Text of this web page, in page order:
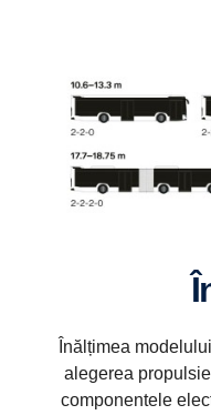
Înălțimea
alegerea
componentele